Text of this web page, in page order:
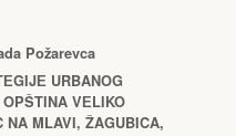
Požarevca
URBANOG
VЕLIKO
NA MLAVI, ŽAGUBICA,